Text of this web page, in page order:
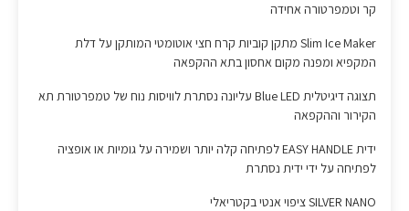
קר וטמפרטורה אחידה
Slim Ice Maker מתקן קוביות קרח חצי אוטומטי המותקן על דלת
המקפיא ומפנה מקום אחסון בתא ההקפאה
תצוגה דיגיטלית Blue LED עליונה נסתרת לוויסות נוח של טמפרטורת תא
הקירור וההקפאה
ידית EASY HANDLE לפתיחה קלה יותר ושמירה על גומיות או אופציה
לפתיחה על ידי ידית נסתרת
SILVER NANO ציפוי אנטי בקטריאלי